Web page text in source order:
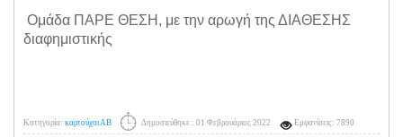
Ομάδα ΠΑΡΕ ΘΕΣΗ, με την αρωγή της ΔΙΑΘΕΣΗΣ
διαφημιστικής
Κατηγορία: καρτούχοι ΑΒ Δημοσιεύθηκε : 01 Φεβρουάριος 2022 Εμφανίσεις: 7890